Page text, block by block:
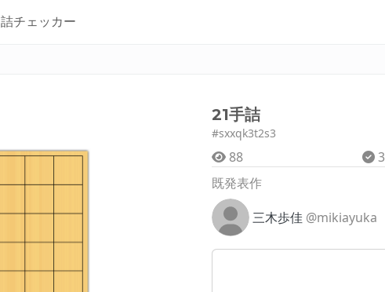
詰チェッカー
21手詰
#sxxqk3t2s3
88
既発表作
三木歩佳 @mikiayuka